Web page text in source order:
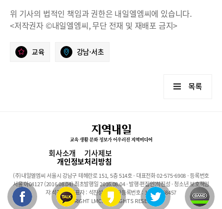
위 기사의 법적인 책임과 권한은 내일엘엠씨에 있습니다.
<저작권자 ©내일엘엠씨, 무단 전재 및 재배포 금지>
교육 강남·서초
목록
회사소개 기사제보
개인정보처리방침
(주)내일엘엠씨 서울시 강남구 테헤란로 151, 5층 514호 · 대표전화 02-575-6908 · 등록번호
서울 아04127 (2016.08.04) 최초발행일 2016.08.04 · 발행·편집인:석진성 · 청소년 보호책임
자:석진성 · 대표자 : 석진성 · 사업자등록번호 : 101-86-68457
COPYRIGHT LMC. ALL RIGHTS RESERVED.